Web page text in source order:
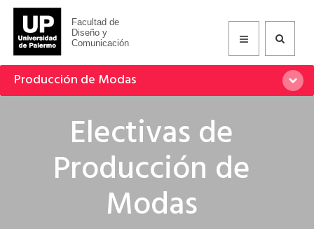
Facultad de
Diseño y
Comunicación
Producción de Modas
Electivas de
Producción de
Modas